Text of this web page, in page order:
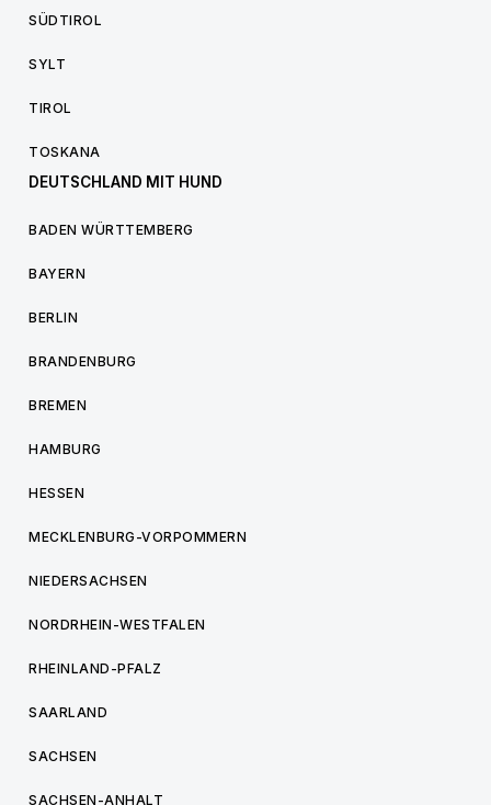
SÜDTIROL
SYLT
TIROL
TOSKANA
DEUTSCHLAND MIT HUND
BADEN WÜRTTEMBERG
BAYERN
BERLIN
BRANDENBURG
BREMEN
HAMBURG
HESSEN
MECKLENBURG-VORPOMMERN
NIEDERSACHSEN
NORDRHEIN-WESTFALEN
RHEINLAND-PFALZ
SAARLAND
SACHSEN
SACHSEN-ANHALT